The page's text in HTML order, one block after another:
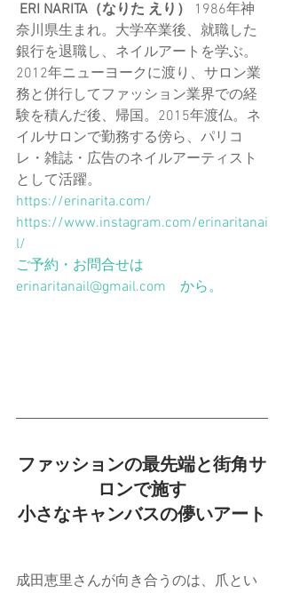
ERI NARITA（なりた えり） 1986年神
奈川県生まれ。大学卒業後、就職した
銀行を退職し、ネイルアートを学ぶ。
2012年ニューヨークに渡り、サロン業
務と併行してファッション業界での経
験を積んだ後、帰国。2015年渡仏。ネ
イルサロンで勤務する傍ら、パリコ
レ・雑誌・広告のネイルアーティスト
として活躍。
https://erinarita.com/
https://www.instagram.com/erinaritanai
l/
ご予約・お問合せは
erinaritanail@gmail.com から。
ファッションの最先端と街角サ
ロンで施す
小さなキャンバスの儚いアート
成田恵里さんが向き合うのは、爪とい